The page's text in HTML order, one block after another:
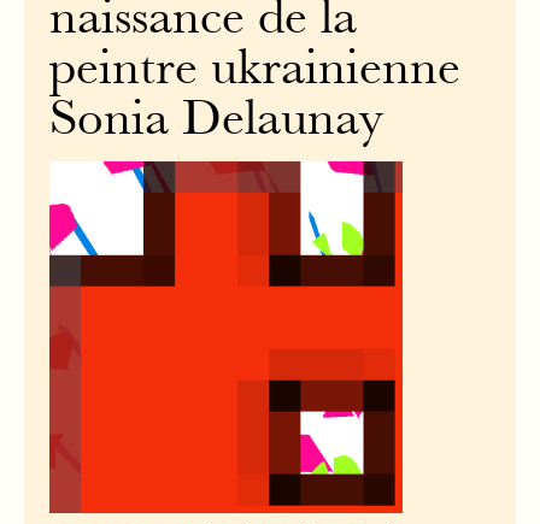
naissance de la
peintre ukrainienne
Sonia Delaunay